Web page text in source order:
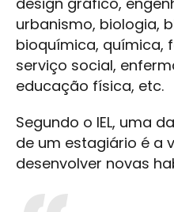
urbanismo, biologia,
bioquímica, química,
serviço social,
educação física, etc.
Segundo o IEL, uma
de um estagiário é a
desenvolver novas